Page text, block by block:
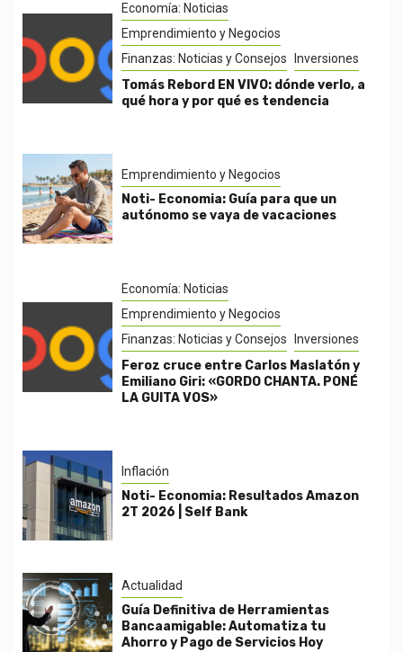
Economía: Noticias
Emprendimiento y Negocios
Finanzas: Noticias y Consejos
Inversiones
Tomás Rebord EN VIVO: dónde verlo, a
qué hora y por qué es tendencia
Emprendimiento y Negocios
Noti- Economia: Guía para que un
autónomo se vaya de vacaciones
Economía: Noticias
Emprendimiento y Negocios
Finanzas: Noticias y Consejos
Inversiones
Feroz cruce entre Carlos Maslatón y
Emiliano Giri: «GORDO CHANTA. PONÉ
LA GUITA VOS»
Inflación
Noti- Economia: Resultados Amazon
2T 2026 | Self Bank
Actualidad
Guía Definitiva de Herramientas
Bancaamigable: Automatiza tu
Ahorro y Pago de Servicios Hoy